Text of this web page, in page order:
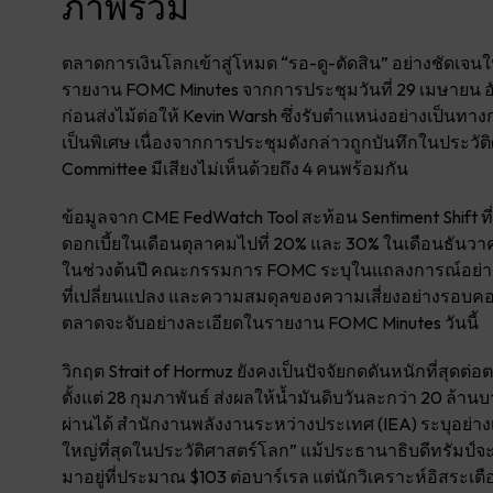
ตลาดการเงินโลกเข้าสู่โหมด “รอ-ดู-ตัดสิน” อย่างชัดเจน
รายงาน FOMC Minutes จากการประชุมวันที่ 29 เมษาย
ก่อนส่งไม้ต่อให้ Kevin Warsh ซึ่งรับตำแหน่งอย่างเป็นท
เป็นพิเศษ เนื่องจากการประชุมดังกล่าวถูกบันทึกในประ
Committee มีเสียงไม่เห็นด้วยถึง 4 คนพร้อมกัน
ข้อมูลจาก CME FedWatch Tool สะท้อน Sentiment
ดอกเบี้ยในเดือนตุลาคมไปที่ 20% และ 30% ในเดือนธัน
ในช่วงต้นปี คณะกรรมการ FOMC ระบุในแถลงการณ์อย่
ที่เปลี่ยนแปลง และความสมดุลของความเสี่ยงอย่างรอบ
ตลาดจะจับอย่างละเอียดในรายงาน FOMC Minutes วันนี้
วิกฤต Strait of Hormuz ยังคงเป็นปัจจัยกดดันหนักที่สุดต่
ตั้งแต่ 28 กุมภาพันธ์ ส่งผลให้น้ำมันดิบวันละกว่า 20 ล้าน
ผ่านได้ สำนักงานพลังงานระหว่างประเทศ (IEA) ระบุอย่
ใหญ่ที่สุดในประวัติศาสตร์โลก” แม้ประธานาธิบดีทรัมป์จ
มาอยู่ที่ประมาณ $103 ต่อบาร์เรล แต่นักวิเคราะห์อิสระเ